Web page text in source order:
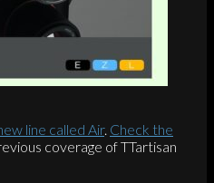
line called Air. Check the
coverage of TTartisan